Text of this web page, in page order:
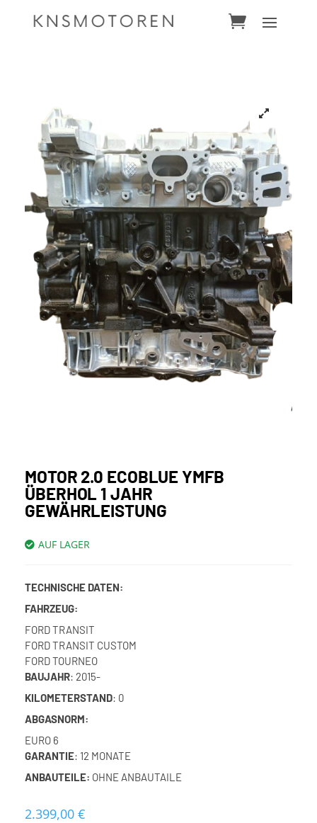
MOTOR 2.0 ECOBLUE YMFB
ÜBERHOL 1 JAHR
GEWÄHRLEISTUNG
AUF LAGER
TECHNISCHE DATEN:
FAHRZEUG:
FORD TRANSIT
FORD TRANSIT CUSTOM
FORD TOURNEO
BAUJAHR: 2015-
KILOMETERSTAND: 0
ABGASNORM:
EURO 6
GARANTIE: 12 MONATE
ANBAUTEILE: OHNE ANBAUTAILE
2.399,00 €